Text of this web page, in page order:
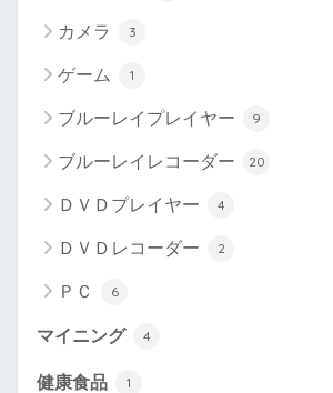
カメラ 3
ゲーム 1
ブルーレイプレイヤー 9
ブルーレイレコーダー 20
ＤＶＤプレイヤー 4
ＤＶＤレコーダー 2
ＰＣ 6
マイニング 4
健康食品 1